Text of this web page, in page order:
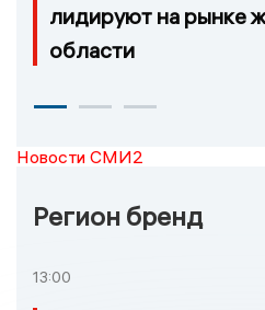
лидируют на рынке
области
Новости СМИ2
Регион бренд
13:00